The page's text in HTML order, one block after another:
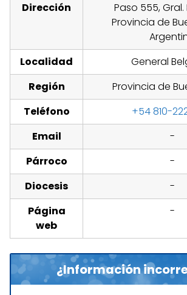
Dirección
Paso 555,
Provincia de
Localidad
General
Región
Provincia de
Teléfono
+54 810-
Email
-
Párroco
-
Diocesis
-
Página
web
-
¿Información